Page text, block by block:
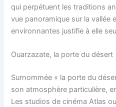
qui perpétuent les traditions
vue panoramique sur la vallée
environnantes justifie à elle
Ouarzazate, la porte du désert
Surnommée « la porte du
son atmosphère particulière,
Les studios de cinéma Atlas